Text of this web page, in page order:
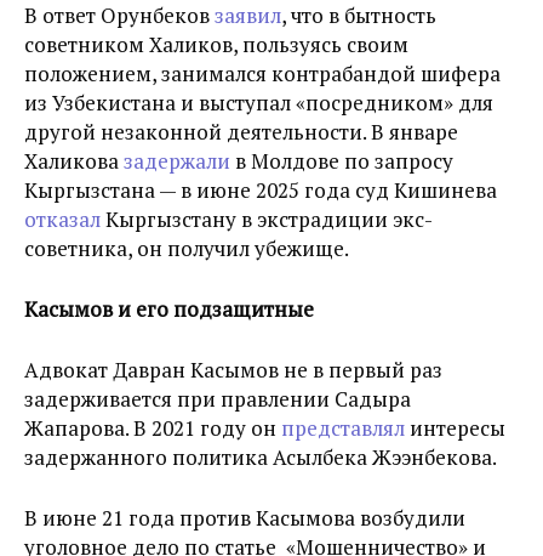
В ответ Орунбековзаявил, что в бытность
советником Халиков, пользуясь своим
положением, занимался контрабандой шифера
из Узбекистана и выступал «посредником» для
другой незаконной деятельности. В январе
Халиковазадержали в Молдове по запросу
Кыргызстана — в июне 2025 года суд Кишинева
отказалКыргызстану в экстрадиции экс-
советника, он получил убежище.
Касымов и его подзащитные
Адвокат Давран Касымов не в первый раз
задерживается при правлении Садыра
Жапарова. В 2021 году он представлял интересы
задержанного политика Асылбека Жээнбекова.
В июне 21 года против Касымова возбудили
уголовное дело по статье «Мошенничество» и